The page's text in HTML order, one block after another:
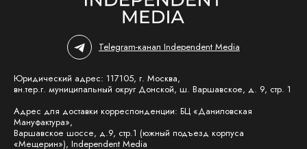
Telegram-канал Independent Media
Юридический адрес: 117105, г. Москва,
вн.тер.г. муниципальный округ Донской, ш. Варшавское, д. 9, стр. 1
Адрес для доставки корреспонденции: БЦ «Даниловская
Мануфактура»,
Варшавское шоссе, д.9, стр.1 (южный подъезд корпуса
«Мещерин»), Independent Media